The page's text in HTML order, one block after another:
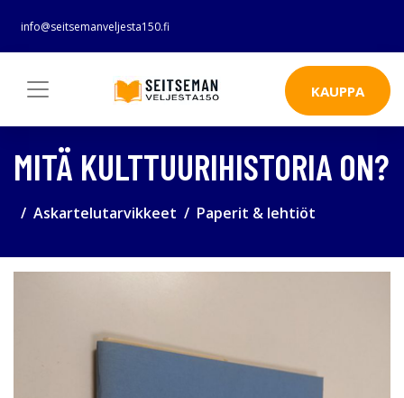
info@seitsemanveljesta150.fi
KAUPPA
MITÄ KULTTUURIHISTORIA ON?
Askartelutarvikkeet Paperit & lehtiöt